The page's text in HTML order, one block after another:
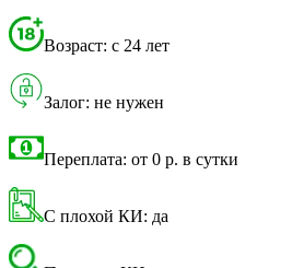
Возраст: с 24 лет
Залог: не нужен
Переплата: от 0 р. в сутки
С плохой КИ: да